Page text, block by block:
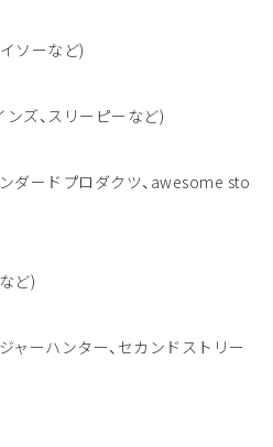
ソーなど)
ズ、スリーピーなど)
ダードプロダクツ、awesome sto
ど)
ーハンター、セカンドストリー